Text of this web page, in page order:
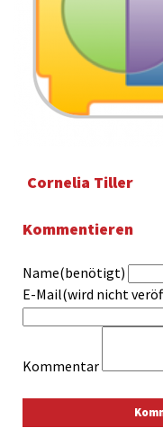
Cornelia Tiller
Kommentieren
Name(benötigt)
E-Mail(wird nicht
Kommentar